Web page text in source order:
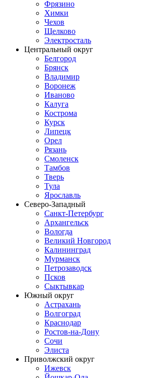
Фрязино
Химки
Чехов
Щелково
Электросталь
Центральный округ
Белгород
Брянск
Владимир
Воронеж
Иваново
Калуга
Кострома
Курск
Липецк
Орел
Рязань
Смоленск
Тамбов
Тверь
Тула
Ярославль
Северо-Западный
Санкт-Петербург
Архангельск
Вологда
Великий Новгород
Калининград
Мурманск
Петрозаводск
Псков
Сыктывкар
Южный округ
Астрахань
Волгоград
Краснодар
Ростов-на-Дону
Сочи
Элиста
Приволжский округ
Ижевск